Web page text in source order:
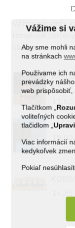
Vážime si
Aby sme mohli
na stránkach
Používame ich
prevádzky
web prispôsobiť,
Tlačítkom „
voliteľných
tlačidlom „
Viac informácií
kedykoľvek
Pokiaľ
Vážení zákazníci,
blízkym
KS
19,50